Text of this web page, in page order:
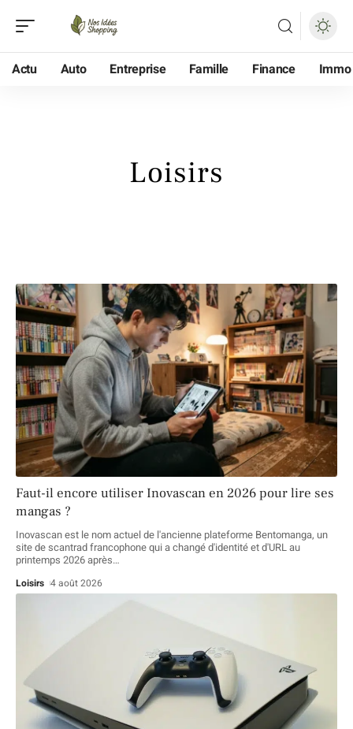
Actu Auto Entreprise Famille Finance Immo
Loisirs
Faut-il encore utiliser Inovascan en 2026 pour lire ses
mangas ?
Inovascan est le nom actuel de l'ancienne plateforme Bentomanga, un
site de scantrad francophone qui a changé d'identité et d'URL au
printemps 2026 après…
Loisirs 4 août 2026